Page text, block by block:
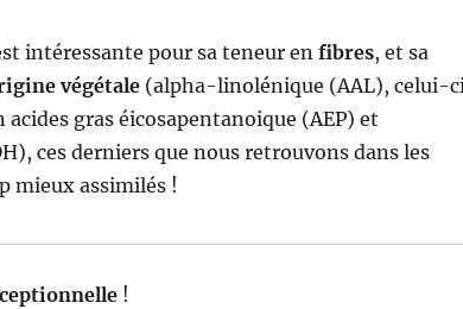
intéressante pour sa teneur enfibres, et sa
végétale(alpha-linolénique (AAL), celui-
gras éicosapentanoique (AEP) et
ces derniers que nous retrouvons dans les
mieux assimilés !
!